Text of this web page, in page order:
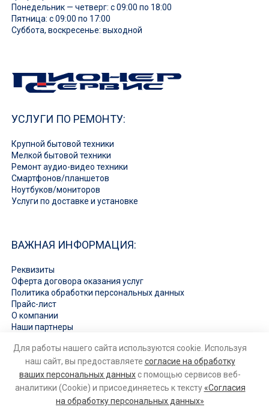
Понедельник — четверг: с 09:00 по 18:00
Пятница: с 09:00 по 17:00
Суббота, воскресенье: выходной
УСЛУГИ ПО РЕМОНТУ:
Крупной бытовой техники
Мелкой бытовой техники
Ремонт аудио-видео техники
Смартфонов/планшетов
Ноутбуков/мониторов
Услуги по доставке и установке
ВАЖНАЯ ИНФОРМАЦИЯ:
Реквизиты
Оферта договора оказания услуг
Политика обработки персональных данных
Прайс-лист
О компании
Наши партнеры
Ответы на вопросы
Для работы нашего сайта используются cookie. Используя
наш сайт, вы предоставляете согласие на обработку
ваших персональных данныхс помощью сервисов веб-
аналитики (Cookie) и присоединяетесь к тексту«Согласия
на обработку персональных данных»